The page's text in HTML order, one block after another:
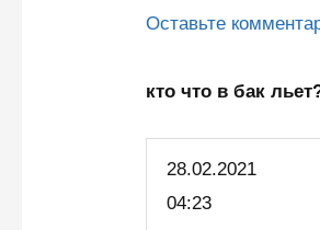
Оставьте
кто что в бак
28.02.2021
04:23